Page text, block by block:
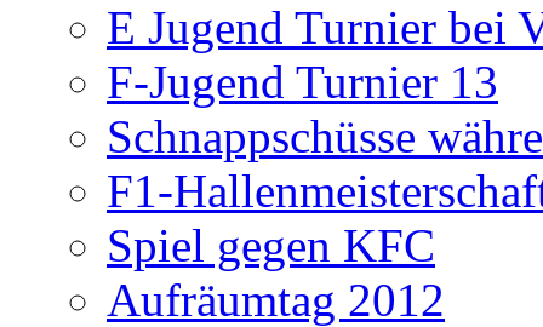
E Jugend Turnier bei
F-Jugend Turnier 13
Schnappschüsse
F1-
Spiel gegen KFC
Aufräumtag 2012